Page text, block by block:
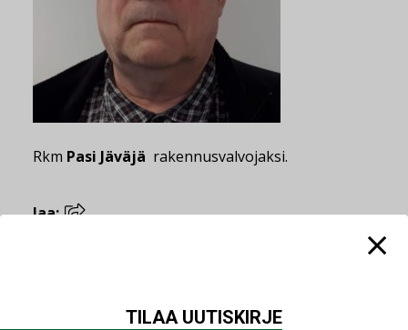
Rkm Pasi Jäväjä rakennusvalvojaksi.
Jaa:
TILAA UUTISKIRJE